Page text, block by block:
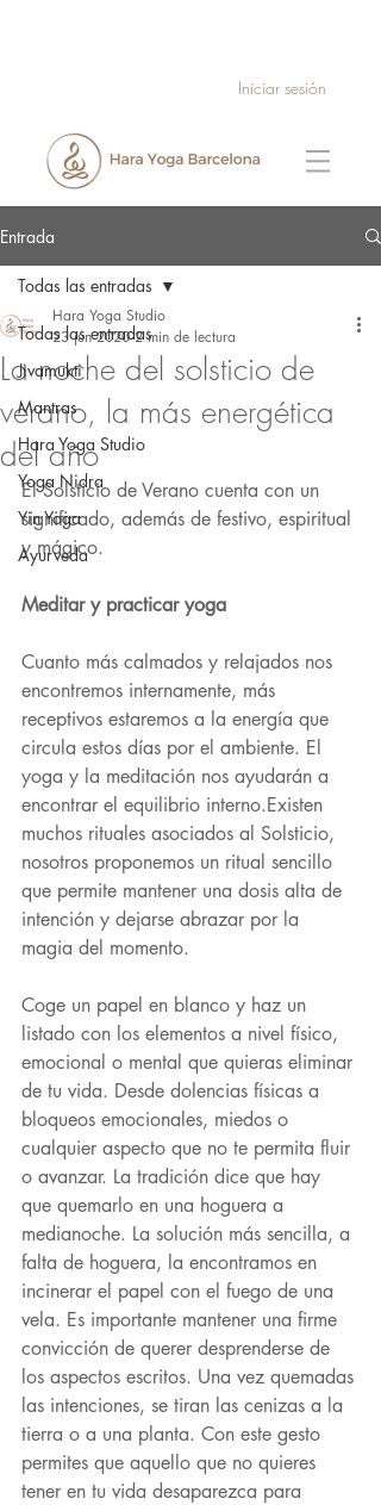
Iniciar sesión
Entrada
Todas las entradas
Jivamukti
Mantras
Hara Yoga Studio
Yoga Nidra
Yin Yoga
Ayurveda
Todas las entradas
La noche del solsticio de
verano, la más energética
del año
Hara Yoga Studio
23 jun 2020 2 min de lectura
El Solsticio de Verano cuenta con un
significado, además de festivo, espiritual
y mágico.
Meditar y practicar yoga
Cuanto más calmados y relajados nos
encontremos internamente, más
receptivos estaremos a la energía que
circula estos días por el ambiente. El
yoga y la meditación nos ayudarán a
encontrar el equilibrio interno.Existen
muchos rituales asociados al Solsticio,
nosotros proponemos un ritual sencillo
que permite mantener una dosis alta de
intención y dejarse abrazar por la
magia del momento.
Coge un papel en blanco y haz un
listado con los elementos a nivel físico,
emocional o mental que quieras eliminar
de tu vida. Desde dolencias físicas a
bloqueos emocionales, miedos o
cualquier aspecto que no te permita fluir
o avanzar. La tradición dice que hay
que quemarlo en una hoguera a
medianoche. La solución más sencilla, a
falta de hoguera, la encontramos en
incinerar el papel con el fuego de una
vela. Es importante mantener una firme
convicción de querer desprenderse de
los aspectos escritos. Una vez quemadas
las intenciones, se tiran las cenizas a la
tierra o a una planta. Con este gesto
permites que aquello que no quieres
tener en tu vida desaparezca para